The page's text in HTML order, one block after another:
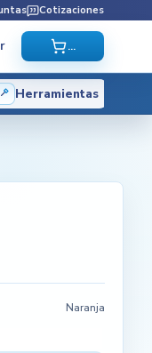
Cotizaciones
...
Herramientas
Naranja